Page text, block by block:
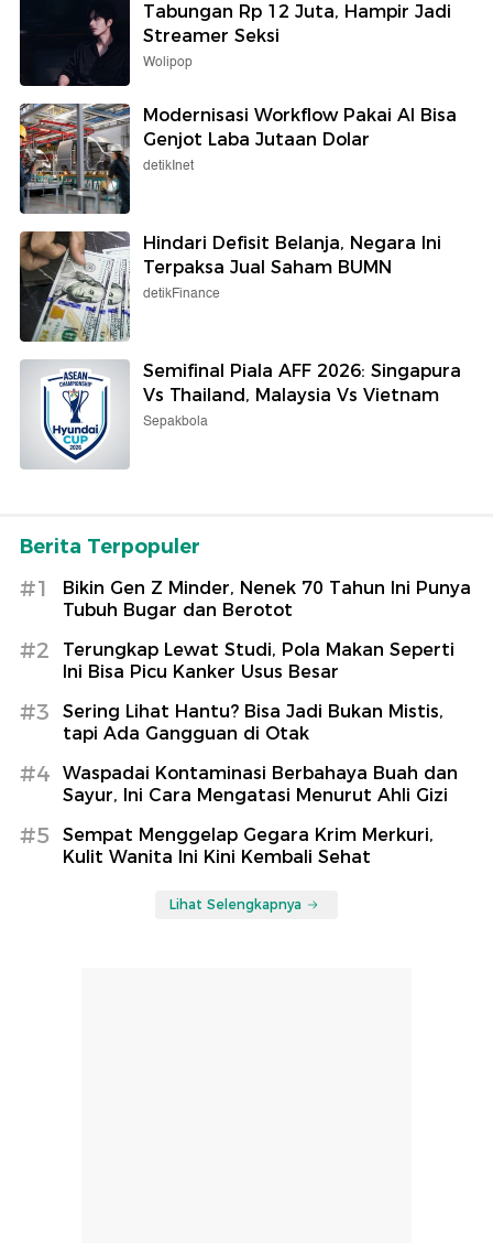
Tabungan Rp 12 Juta, Hampir Jadi
Streamer Seksi
Wolipop
Modernisasi Workflow Pakai AI Bisa
Genjot Laba Jutaan Dolar
detikInet
Hindari Defisit Belanja, Negara Ini
Terpaksa Jual Saham BUMN
detikFinance
Semifinal Piala AFF 2026: Singapura
Vs Thailand, Malaysia Vs Vietnam
Sepakbola
Berita Terpopuler
#1
Bikin Gen Z Minder, Nenek 70 Tahun Ini Punya
Tubuh Bugar dan Berotot
#2
Terungkap Lewat Studi, Pola Makan Seperti
Ini Bisa Picu Kanker Usus Besar
#3
Sering Lihat Hantu? Bisa Jadi Bukan Mistis,
tapi Ada Gangguan di Otak
#4
Waspadai Kontaminasi Berbahaya Buah dan
Sayur, Ini Cara Mengatasi Menurut Ahli Gizi
#5
Sempat Menggelap Gegara Krim Merkuri,
Kulit Wanita Ini Kini Kembali Sehat
Lihat Selengkapnya